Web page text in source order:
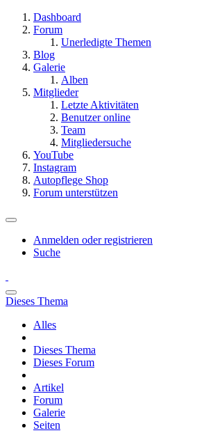
Dashboard
Forum
Unerledigte Themen
Blog
Galerie
Alben
Mitglieder
Letzte Aktivitäten
Benutzer online
Team
Mitgliedersuche
YouTube
Instagram
Autopflege Shop
Forum unterstützen
Anmelden oder registrieren
Suche
Dieses Thema
Alles
Dieses Thema
Dieses Forum
Artikel
Forum
Galerie
Seiten